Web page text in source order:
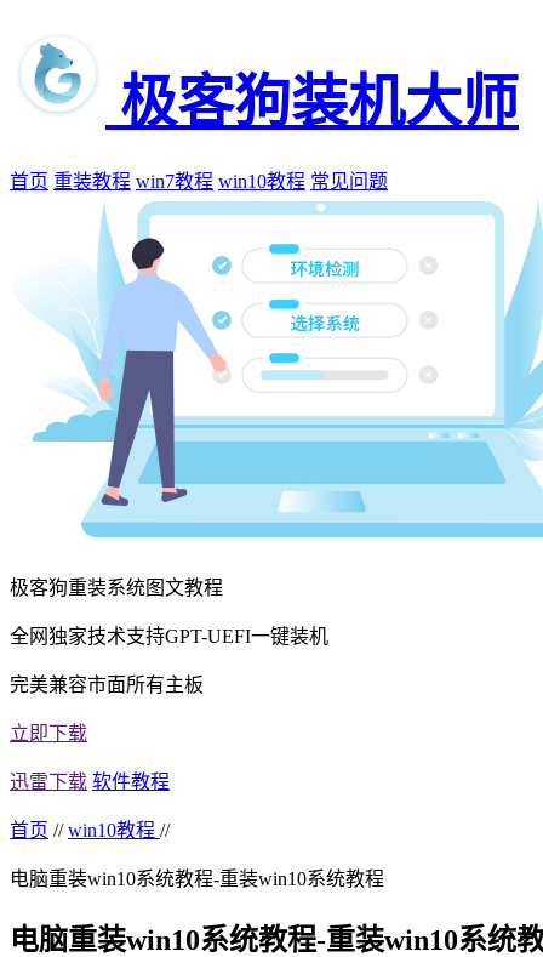
极客狗装机大师
首页 重装教程 win7教程 win10教程 常见问题
极客狗重装系统图文教程
全网独家技术支持GPT-UEFI一键装机
完美兼容市面所有主板
立即下载
迅雷下载 软件教程
首页 // win10教程 //
电脑重装win10系统教程-重装win10系统教程
电脑重装win10系统教程-重装win10系统